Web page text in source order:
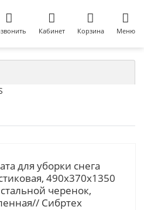
Кабинет Корзина Меню
для уборки снега
490х370х1350
черенок,
Сибртех